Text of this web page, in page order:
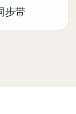
步带